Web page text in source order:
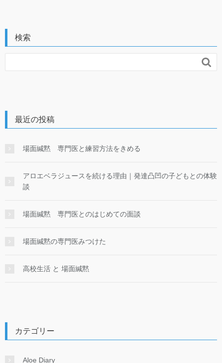
検索

最近の投稿
場面緘黙 専門医と練習方法をきめる
アロエベラジュースを続ける理由｜発達凸凹の子どもとの体験
談
場面緘黙 専門医とのはじめての面談
場面緘黙の専門医みつけた
高校生活 と 場面緘黙
カテゴリー
Aloe Diary